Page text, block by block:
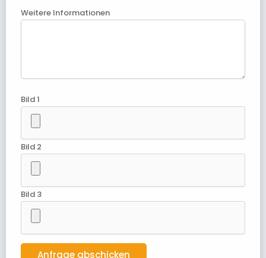
Weitere Informationen
Bild 1
Bild 2
Bild 3